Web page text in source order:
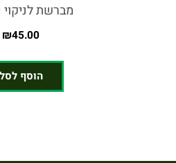
מברשת לניקוי
₪45.00
הוסף לסל